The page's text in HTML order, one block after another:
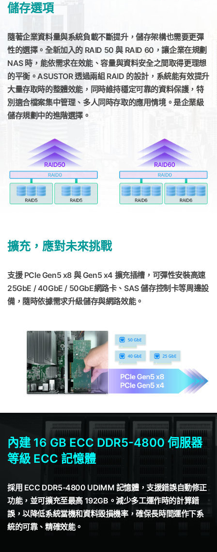
儲存選項
隨著企業資料量與系統負載不斷提升，儲存架構也需要更彈
性的選擇。全新加入的 RAID 50 與 RAID 60，讓企業在規劃
NAS 時，能依需求在效能、容量與資料安全之間取得更理想
的平衡。ASUSTOR 透過兩組 RAID 的設計，系統能有效提升
大量存取時的整體效能，同時維持穩定可靠的資料保護，特
別適合檔案集中管理、多人同時存取的應用情境。是企業級
儲存規劃中的進階選擇。
擴充，應對未來挑戰
支援 PCIe Gen5 x8 與 Gen5 x4 擴充插槽，可彈性安裝高速
25GbE / 40GbE / 50GbE網路卡、SAS 儲存控制卡等周邊設
備，隨時依據需求升級儲存與網路效能。
內建 16 GB ECC DDR5-4800 伺服器
等級 ECC 記憶體
採用 ECC DDR5-4800 UDIMM 記憶體，支援錯誤自動修正
功能，並可擴充至最高 192GB。減少多工運作時的計算錯
誤，以降低系統當機和資料毀損機率，確保長時間運作下系
統的可靠、精確效能。